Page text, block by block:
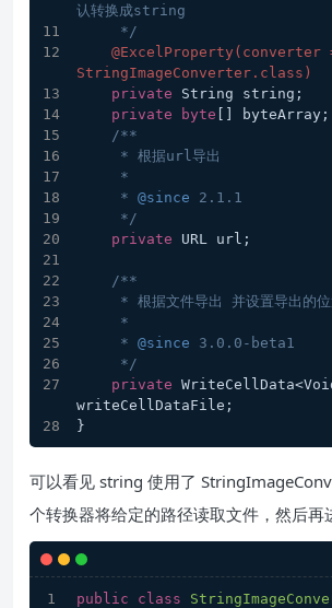
认转换成string
     */
@ExcelProperty(converter
StringImageConverter.class)
private String string;
private
byte [] byteArray;
/**
     * 根据url导出
     *
     *
@since 2.1.1
     */
private URL url;
/**
* 根据文件导出 并设置导出的位
     *
     *
@since 3.0.0-beta1
     */
private
writeCellDataFile;
}
可以看见 string 使用了
个转换器将给定的路径读取文件，然后再
public class